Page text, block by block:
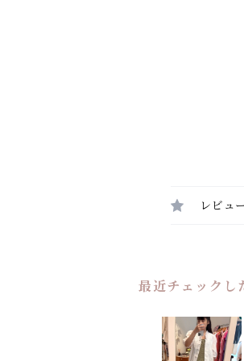
レビュ
最近チェックし